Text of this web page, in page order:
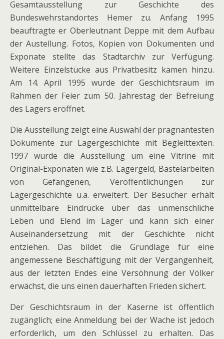
Gesamtausstellung zur Geschichte des
Bundeswehrstandortes Hemer zu. Anfang 1995
beauftragte er Oberleutnant Deppe mit dem Aufbau
der Austellung. Fotos, Kopien von Dokumenten und
Exponate stellte das Stadtarchiv zur Verfügung.
Weitere Einzelstücke aus Privatbesitz kamen hinzu.
Am 14. April 1995 wurde der Geschichtsraum im
Rahmen der Feier zum 50. Jahrestag der Befreiung
des Lagers eröffnet.
Die Ausstellung zeigt eine Auswahl der prägnantesten
Dokumente zur Lagergeschichte mit Begleittexten.
1997 wurde die Ausstellung um eine Vitrine mit
Original-Exponaten wie z.B. Lagergeld, Bastelarbeiten
von Gefangenen, Veröffentlichungen zur
Lagergeschichte u.a. erweitert. Der Besucher erhält
unmittelbare Eindrücke über das unmenschliche
Leben und Elend im Lager und kann sich einer
Auseinandersetzung mit der Geschichte nicht
entziehen. Das bildet die Grundlage für eine
angemessene Beschäftigung mit der Vergangenheit,
aus der letzten Endes eine Versöhnung der Völker
erwächst, die uns einen dauerhaften Frieden sichert.
Der Geschichtsraum in der Kaserne ist öffentlich
zugänglich; eine Anmeldung bei der Wache ist jedoch
erforderlich, um den Schlüssel zu erhalten. Das